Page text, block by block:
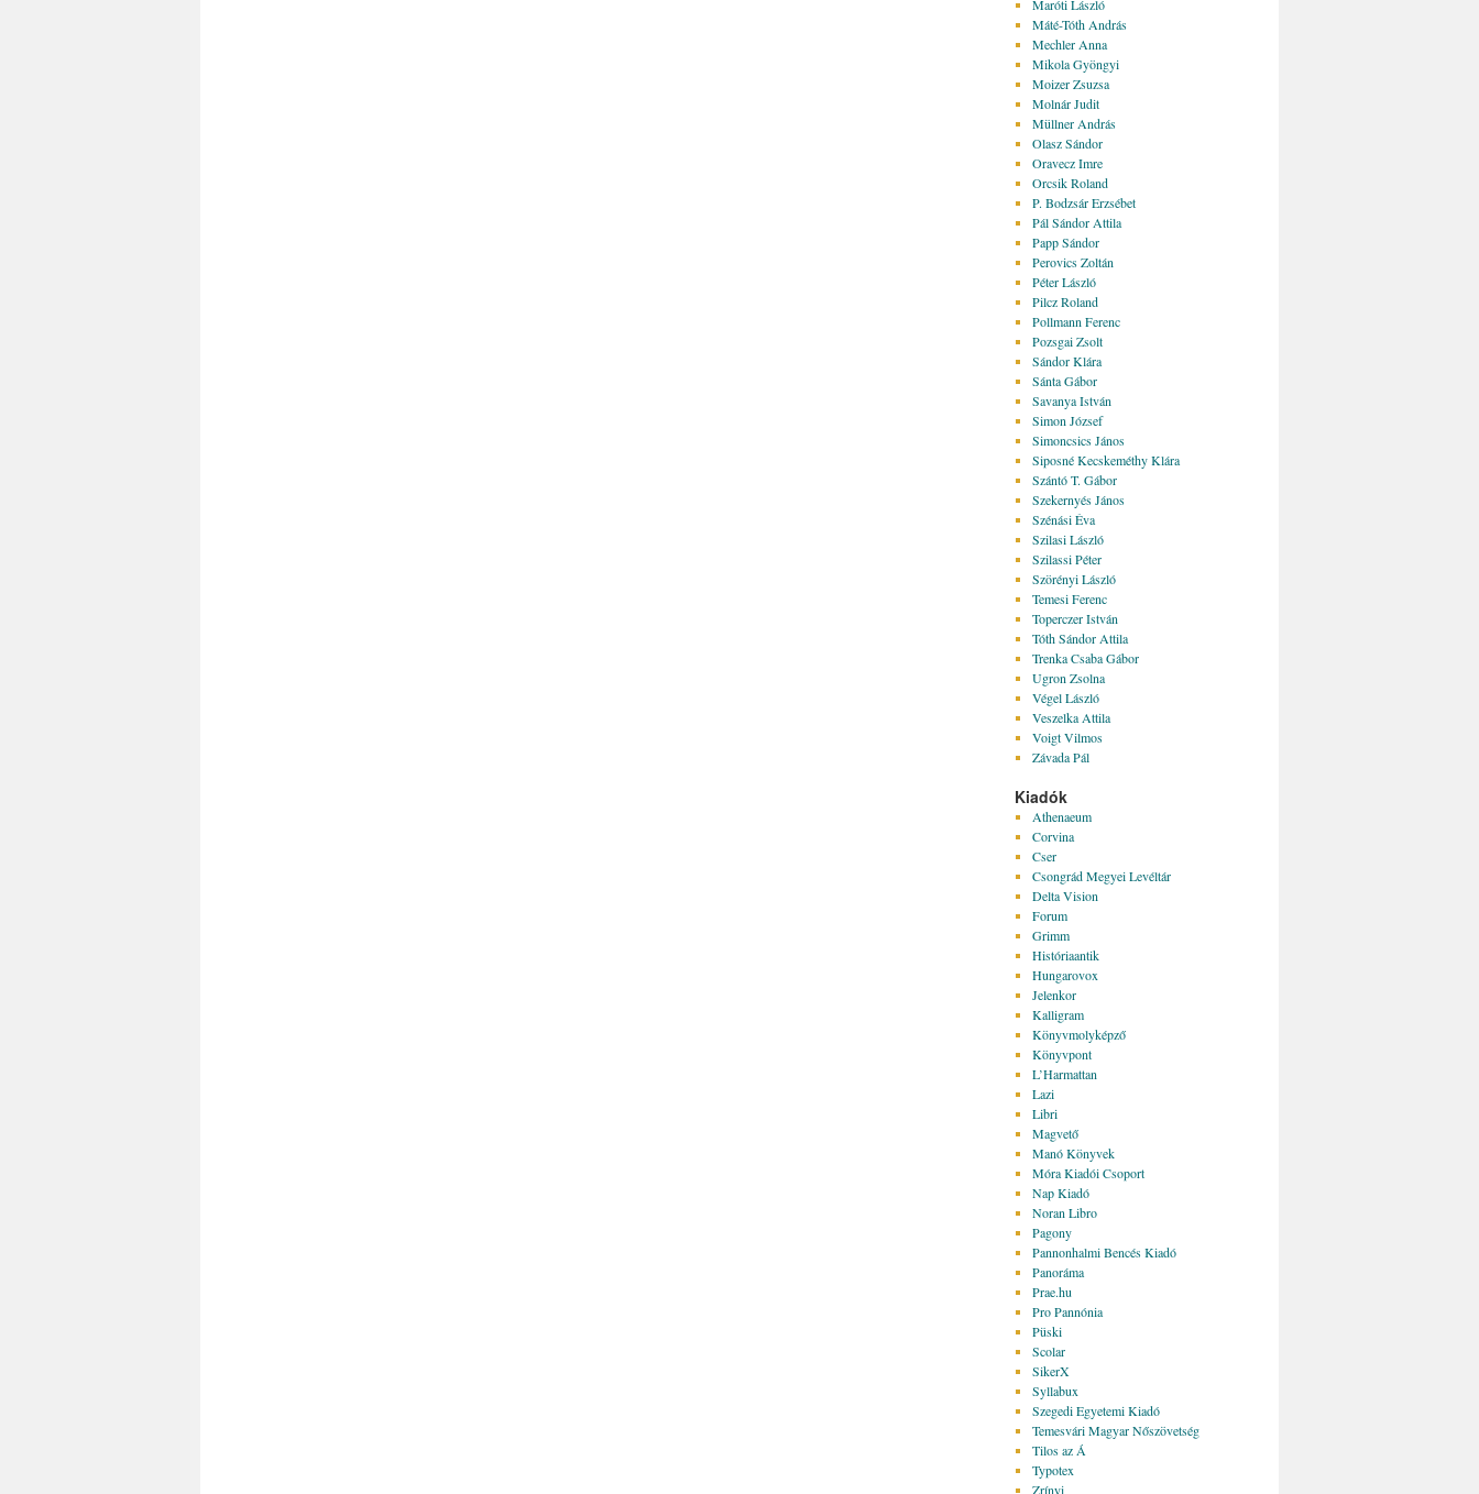
Maróti László
Máté-Tóth András
Mechler Anna
Mikola Gyöngyi
Moizer Zsuzsa
Molnár Judit
Müllner András
Olasz Sándor
Oravecz Imre
Orcsik Roland
P. Bodzsár Erzsébet
Pál Sándor Attila
Papp Sándor
Perovics Zoltán
Péter László
Pilcz Roland
Pollmann Ferenc
Pozsgai Zsolt
Sándor Klára
Sánta Gábor
Savanya István
Simon József
Simoncsics János
Siposné Kecskeméthy Klára
Szántó T. Gábor
Szekernyés János
Szénási Éva
Szilasi László
Szilassi Péter
Szörényi László
Temesi Ferenc
Toperczer István
Tóth Sándor Attila
Trenka Csaba Gábor
Ugron Zsolna
Végel László
Veszelka Attila
Voigt Vilmos
Závada Pál
Kiadók
Athenaeum
Corvina
Cser
Csongrád Megyei Levéltár
Delta Vision
Forum
Grimm
Históriaantik
Hungarovox
Jelenkor
Kalligram
Könyvmolyképző
Könyvpont
L’Harmattan
Lazi
Libri
Magvető
Manó Könyvek
Móra Kiadói Csoport
Nap Kiadó
Noran Libro
Pagony
Pannonhalmi Bencés Kiadó
Panoráma
Prae.hu
Pro Pannónia
Püski
Scolar
SikerX
Syllabux
Szegedi Egyetemi Kiadó
Temesvári Magyar Nőszövetség
Tilos az Á
Typotex
Zrínyi